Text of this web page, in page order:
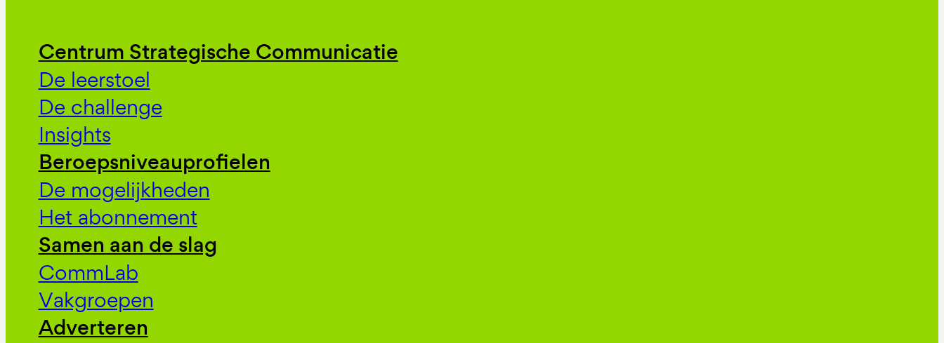
Centrum Strategische Communicatie
De leerstoel
De challenge
Insights
Beroepsniveauprofielen
De mogelijkheden
Het abonnement
Samen aan de slag
CommLab
Vakgroepen
Adverteren